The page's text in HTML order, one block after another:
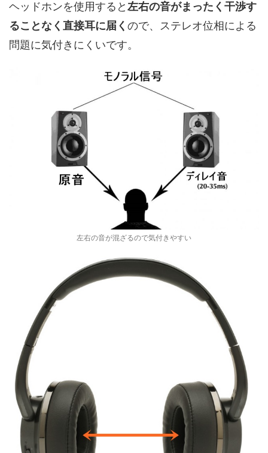
ヘッドホンを使用すると左右の音がまったく干渉す
ることなく直接耳に届く ので、ステレオ位相による
問題に気付きにくいです。
左右の音が混ざるので気付きやすい